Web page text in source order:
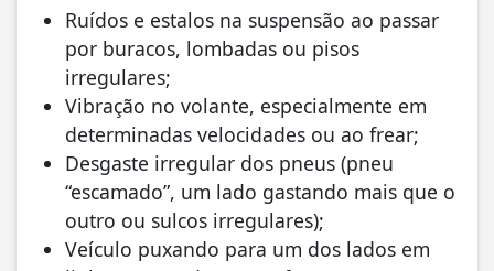
Ruídos e estalos na suspensão ao passar
por buracos, lombadas ou pisos
irregulares;
Vibração no volante, especialmente em
determinadas velocidades ou ao frear;
Desgaste irregular dos pneus (pneu
“escamado”, um lado gastando mais que o
outro ou sulcos irregulares);
Veículo puxando para um dos lados em